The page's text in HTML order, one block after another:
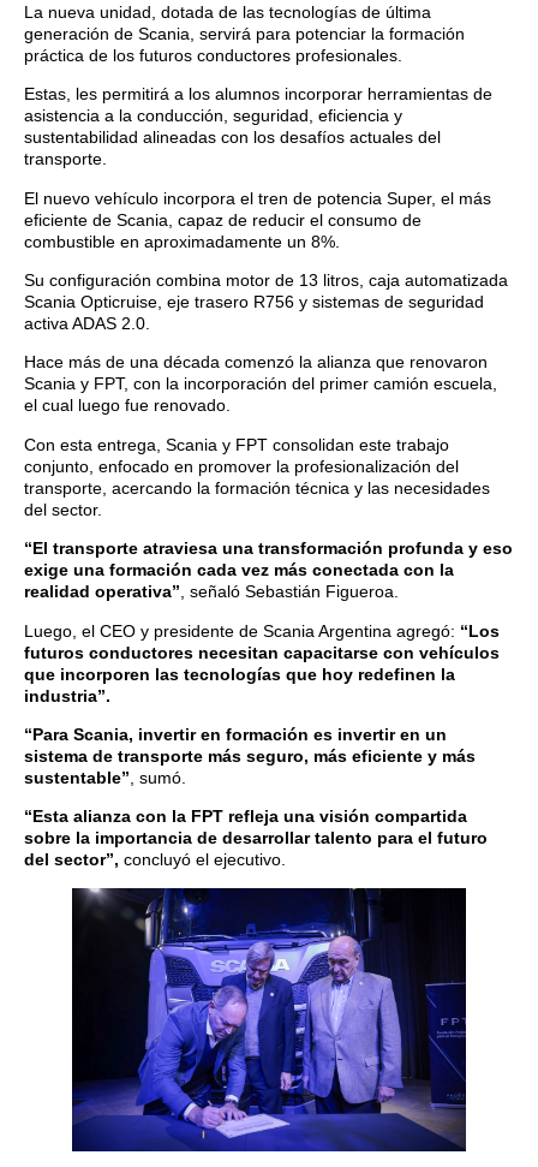
La nueva unidad, dotada de las tecnologías de última
generación de Scania, servirá para potenciar la formación
práctica de los futuros conductores profesionales.
Estas, les permitirá a los alumnos incorporar herramientas de
asistencia a la conducción, seguridad, eficiencia y
sustentabilidad alineadas con los desafíos actuales del
transporte.
El nuevo vehículo incorpora el tren de potencia Super, el más
eficiente de Scania, capaz de reducir el consumo de
combustible en aproximadamente un 8%.
Su configuración combina motor de 13 litros, caja automatizada
Scania Opticruise, eje trasero R756 y sistemas de seguridad
activa ADAS 2.0.
Hace más de una década comenzó la alianza que renovaron
Scania y FPT, con la incorporación del primer camión escuela,
el cual luego fue renovado.
Con esta entrega, Scania y FPT consolidan este trabajo
conjunto, enfocado en promover la profesionalización del
transporte, acercando la formación técnica y las necesidades
del sector.
“El transporte atraviesa una transformación profunda y eso
exige una formación cada vez más conectada con la
realidad operativa” , señaló Sebastián Figueroa.
Luego, el CEO y presidente de Scania Argentina agregó: “Los
futuros conductores necesitan capacitarse con vehículos
que incorporen las tecnologías que hoy redefinen la
industria”.
“Para Scania, invertir en formación es invertir en un
sistema de transporte más seguro, más eficiente y más
sustentable” , sumó.
“Esta alianza con la FPT refleja una visión compartida
sobre la importancia de desarrollar talento para el futuro
del sector”, concluyó el ejecutivo.